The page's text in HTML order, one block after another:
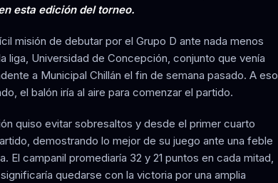
esta edición del torneo.
misión de debutar por el Grupo D ante nada menos
liga, Universidad de Concepción, conjunto que venía
a Municipal Chillán el fin de semana pasado. A eso
el balón iría al aire para comenzar el partido.
quiso evitar sobresaltos y desde el primer cuarto
demostrando lo mejor de su juego ante una feble
El campanil promediaría 32 y 21 puntos en cada mitad,
quedarse con la victoria por una amplia